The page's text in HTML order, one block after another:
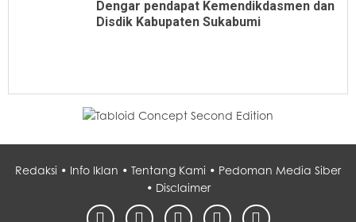
Dengar pendapat Kemendikdasmen dan
Disdik Kabupaten Sukabumi
Redaksi • Info Iklan • Tentang Kami • Pedoman Media Siber
• Disclaimer